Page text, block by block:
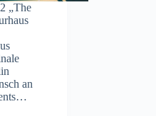
„The
an